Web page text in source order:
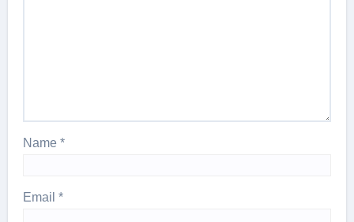
Name*
Email*